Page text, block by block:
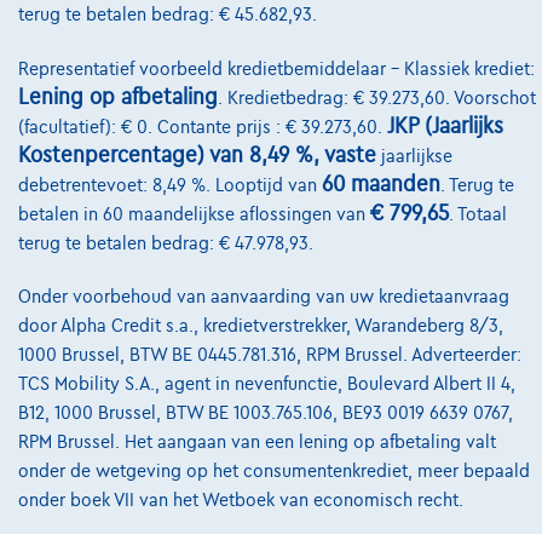
Fiat Panda GRANDE
05/2025
7.849 km Elektrisch Automaat 0 kW ( 0 PK )
terug te betalen bedrag: € 45.682,93.
Representatief voorbeeld kredietbemiddelaar – Klassiek krediet:
Lening op afbetaling . Kredietbedrag: € 39.273,60. Voorschot
(facultatief): € 0. Contante prijs : € 39.273,60. JKP (Jaarlijks
Kostenpercentage) van 8,49 %, vaste jaarlijkse
debetrentevoet: 8,49 %. Looptijd van 60 maanden . Terug te
betalen in 60 maandelijkse aflossingen van € 799,65. Totaal
terug te betalen bedrag: € 47.978,93.
Onder voorbehoud van aanvaarding van uw kredietaanvraag
door Alpha Credit s.a., kredietverstrekker, Warandeberg 8/3,
1000 Brussel, BTW BE 0445.781.316, RPM Brussel. Adverteerder:
TCS Mobility S.A., agent in nevenfunctie, Boulevard Albert II 4,
B12, 1000 Brussel, BTW BE 1003.765.106, BE93 0019 6639 0767,
RPM Brussel. Het aangaan van een lening op afbetaling valt
onder de wetgeving op het consumentenkrediet, meer bepaald
onder boek VII van het Wetboek van economisch recht.